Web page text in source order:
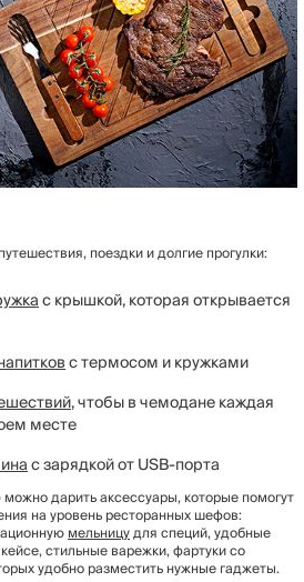
поездки и долгие прогулки:
с крышкой, которая открывается
с термосом и кружками
, чтобы в чемодане каждая
месте
с зарядкой от USB-порта
дарить аксессуары, которые помогут
на уровень ресторанных шефов:
мельницудля специй, удобные
стильные варежки, фартуки со
удобно разместить нужные гаджеты.